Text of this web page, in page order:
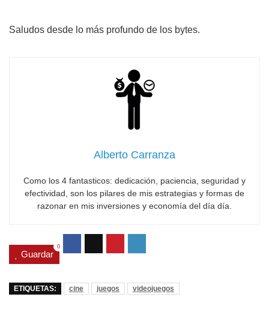
Saludos desde lo más profundo de los bytes.
Alberto Carranza
Como los 4 fantasticos: dedicación, paciencia, seguridad y
efectividad, son los pilares de mis estrategias y formas de
razonar en mis inversiones y economía del día día.
Guardar
0
ETIQUETAS: cine juegos videojuegos